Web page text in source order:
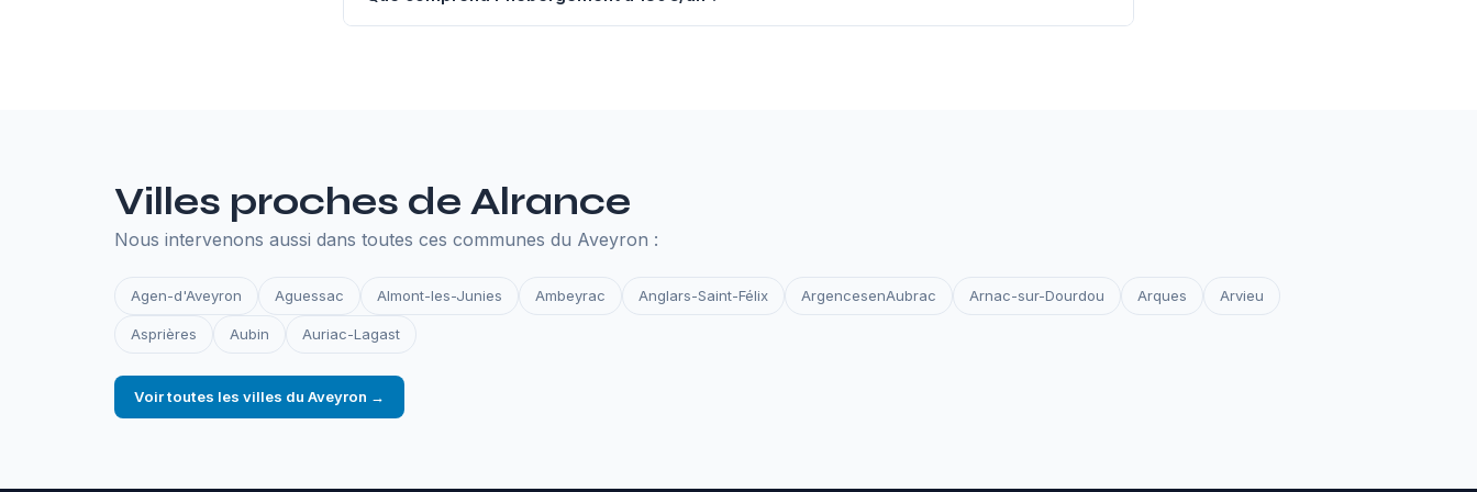
Villes proches de Alrance
Nous intervenons aussi dans toutes ces communes du Aveyron :
Agen-d'Aveyron Aguessac Almont-les-Junies Ambeyrac Anglars-Saint-Félix ArgencesenAubrac Arnac-sur-Dourdou Arques Arvieu
Asprières Aubin Auriac-Lagast
Voir toutes les villes du Aveyron →